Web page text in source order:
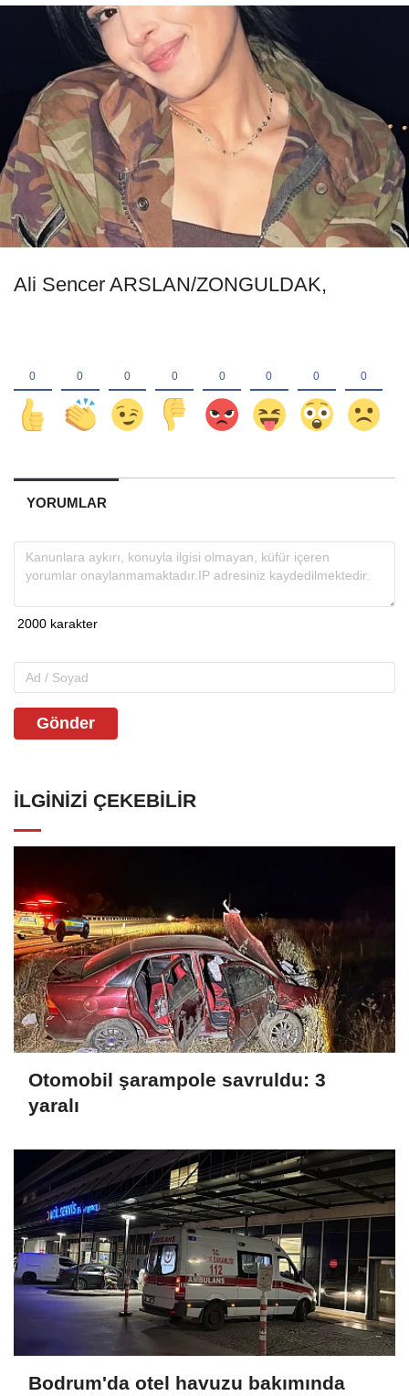
Ali Sencer ARSLAN/ZONGULDAK,
YORUMLAR
Gönder
İLGINIZI ÇEKEBILIR
Otomobil şarampole savruldu: 3
yaralı
Bodrum'da otel havuzu bakımında